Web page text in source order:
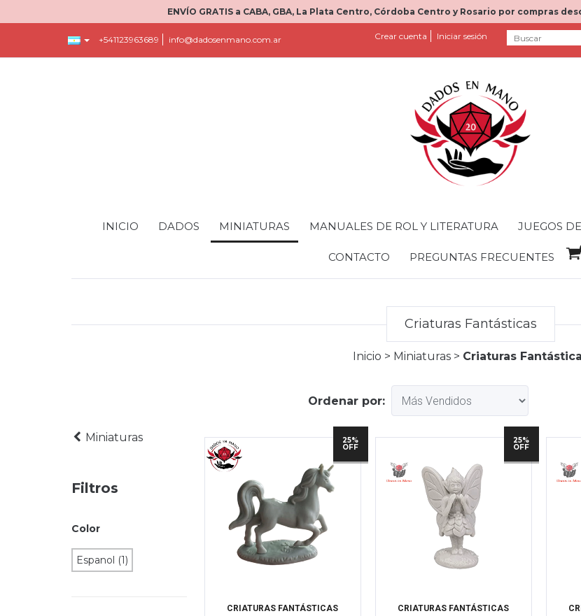
ENVÍO GRATIS a CABA, GBA, La Plata Centro, Córdoba Centro y Rosario por compras
+541123963689 info@dadosenmano.com.ar Crear cuenta Iniciar sesión
INICIO DADOS MINIATURAS MANUALES DE ROL Y LITERATURA JUEGOS
CONTACTO PREGUNTAS FRECUENTES
Criaturas Fantásticas
Inicio > Miniaturas > Criaturas
Ordenar por:
Miniaturas
Filtros
Color
Espanol (1)
25%
OFF
CRIATURAS FANTÁSTICAS
25%
OFF
CRIATURAS FANTÁSTICAS